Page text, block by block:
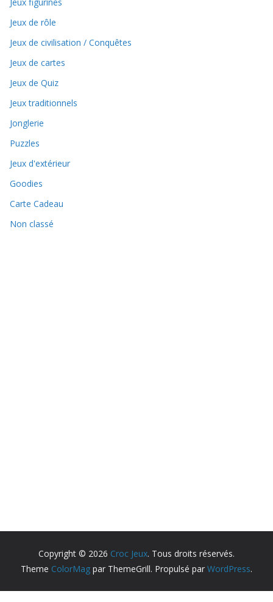
Jeux figurines
Jeux de rôle
Jeux de civilisation / Conquêtes
Jeux de cartes
Jeux de Quiz
Jeux traditionnels
Jonglerie
Puzzles
Jeux d'extérieur
Goodies
Carte Cadeau
Non classé
Copyright © 2026 Croc Jeux. Tous droits réservés.
Theme ColorMag par ThemeGrill. Propulsé par WordPress.